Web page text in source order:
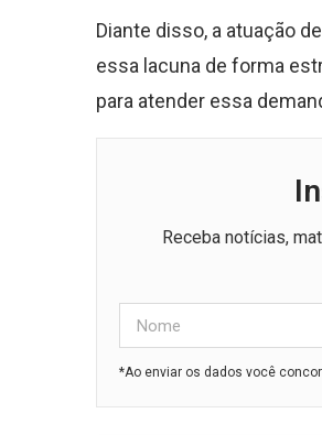
Diante disso, a atuação
essa lacuna de forma
para atender essa
Receba notícias,
*Ao enviar os dados você